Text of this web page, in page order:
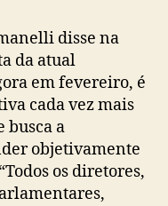
disse na
da atual
em fevereiro, é
cada vez mais
busca a
objetivamente
os diretores,